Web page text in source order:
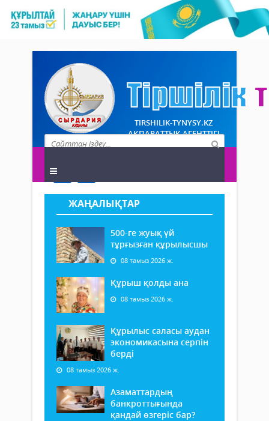
TIRSHILIK-TYNYSY.KZ
АҚПАРАТТЫҚ АГЕНТТІГІ
ЖАҢАЛЫҚТАР
500-ге жуық үй
тұрғызған құрылысшы
08 тамыз 2026 ж.
Құрыш қолды ана
08 тамыз 2026 ж.
Құрылыс саласы аудан
экономикасына серпін
берді
08 тамыз 2026 ж.
Азаматтардың
банкроттығында
қандай өзгеріс бар?